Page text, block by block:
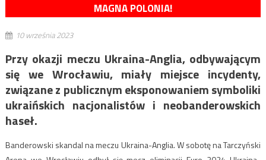
MAGNA POLONIA!
10 września 2023
Przy okazji meczu Ukraina-Anglia, odbywającym
się we Wrocławiu, miały miejsce incydenty,
związane z publicznym eksponowaniem symboliki
ukraińskich nacjonalistów i neobanderowskich
haseł.
Banderowski skandal na meczu Ukraina-Anglia. W sobotę na Tarczyński